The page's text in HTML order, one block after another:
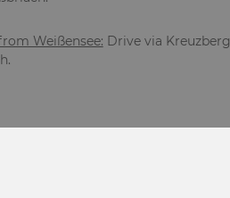
Weißensee: Drive via Kreuzberg